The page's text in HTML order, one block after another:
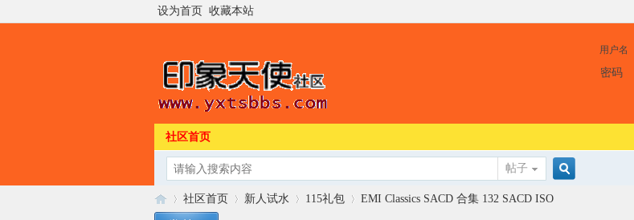
设为首页 收藏本站
用户名
密码
社区首页
帖子
社区首页 新人试水 115礼包 EMI Classics SACD 合集 132 SACD ISO